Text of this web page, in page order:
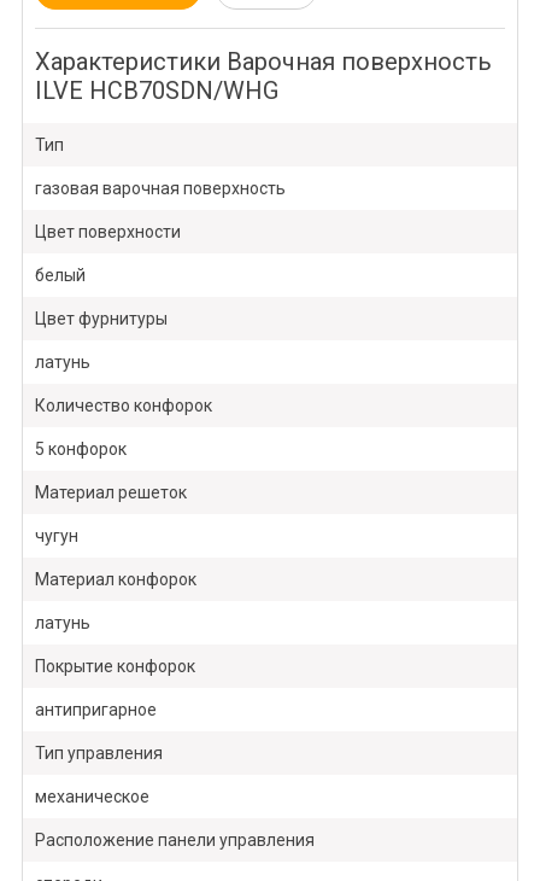
Характеристики Варочная поверхность
ILVE HCB70SDN/WHG
Тип
газовая варочная поверхность
Цвет поверхности
белый
Цвет фурнитуры
латунь
Количество конфорок
5 конфорок
Материал решеток
чугун
Материал конфорок
латунь
Покрытие конфорок
антипригарное
Тип управления
механическое
Расположение панели управления